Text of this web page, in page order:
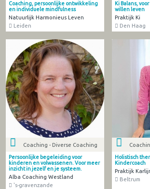
Coaching, persoonlijke ontwikkeling
en individuele mindfulness
Natuurlijk Harmonieus Leven
Leiden
Ki Balans,
willen leven
Praktijk Ki
Den Haag
Coaching - Diverse Coaching
Persoonlijke begeleiding voor
kinderen en volwassenen. Voor meer
inzicht in jezelf en je systeem.
Alba Coaching Westland
's-gravenzande
Holistisch
Kindercoach
Praktijk
Beltrum